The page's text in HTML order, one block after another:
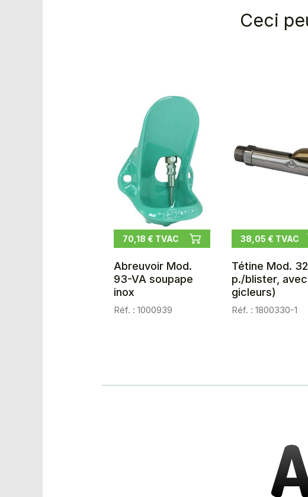
Ceci
70,18 € TVAC
Abreuvoir Mod.
93-VA soupape
inox
Réf. : 1000939
38,05 € TVAC
Tétine Mod.
p./blister, avec
gicleurs)
Réf. : 1800330-1